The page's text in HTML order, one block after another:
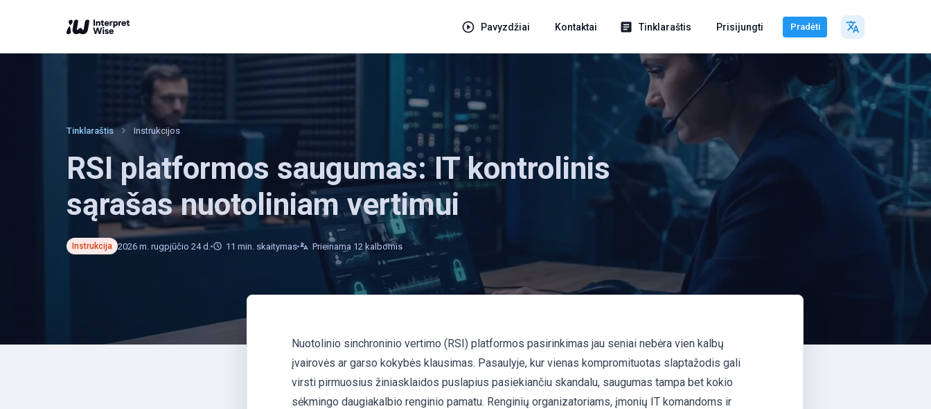
Pavyzdžiai Kontaktai Tinklaraštis Prisijungti Pradėti
Tinklaraštis Instrukcijos
RSI platformos saugumas: IT kontrolinis
sąrašas nuotoliniam vertimui
Instrukcija 2026 m. rugpjūčio 24 d. 11 min. skaitymas Prieinama 12 kalbomis
Nuotolinio sinchroninio vertimo (RSI) platformos pasirinkimas jau seniai nebėra vien kalbų
įvairovės ar garso kokybės klausimas. Pasaulyje, kur vienas kompromituotas slaptažodis gali
virsti pirmuosius žiniasklaidos puslapius pasiekiančiu skandalu, saugumas tampa bet kokio
sėkmingo daugiakalbio renginio pamatu. Renginių organizatoriams, įmonių IT komandoms ir